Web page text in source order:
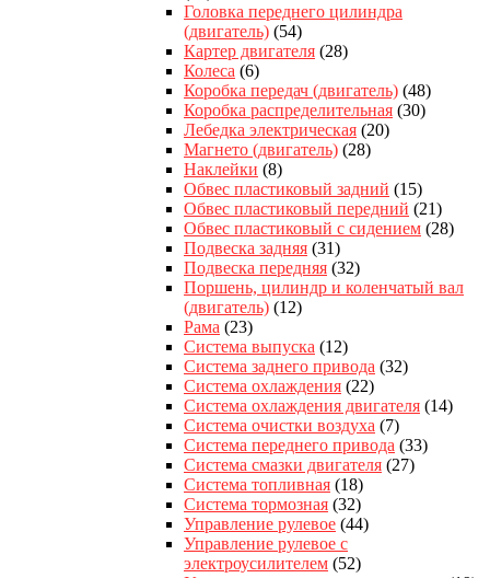
Головка переднего цилиндра
(двигатель) (54)
Картер двигателя (28)
Колеса (6)
Коробка передач (двигатель) (48)
Коробка распределительная (30)
Лебедка электрическая (20)
Магнето (двигатель) (28)
Наклейки (8)
Обвес пластиковый задний (15)
Обвес пластиковый передний (21)
Обвес пластиковый с сидением (28)
Подвеска задняя (31)
Подвеска передняя (32)
Поршень, цилиндр и коленчатый вал
(двигатель) (12)
Рама (23)
Система выпуска (12)
Система заднего привода (32)
Система охлаждения (22)
Система охлаждения двигателя (14)
Система очистки воздуха (7)
Система переднего привода (33)
Система смазки двигателя (27)
Система топливная (18)
Система тормозная (32)
Управление рулевое (44)
Управление рулевое с
электроусилителем (52)